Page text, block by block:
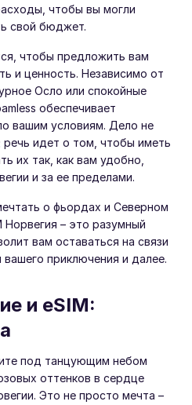
чтобы вы могли
свой бюджет.
чтобы предложить вам
и ценность. Независимо от
Осло или спокойные
обеспечивает
вашим условиям. Дело не
речь идет о том, чтобы иметь
их так, как вам удобно,
и за ее пределами.
о фьордах и Северном
Норвегия – это разумный
вам оставаться на связи
приключения и далее.
и eSIM:
под танцующим небом
оттенков в сердце
Это не просто мечта –